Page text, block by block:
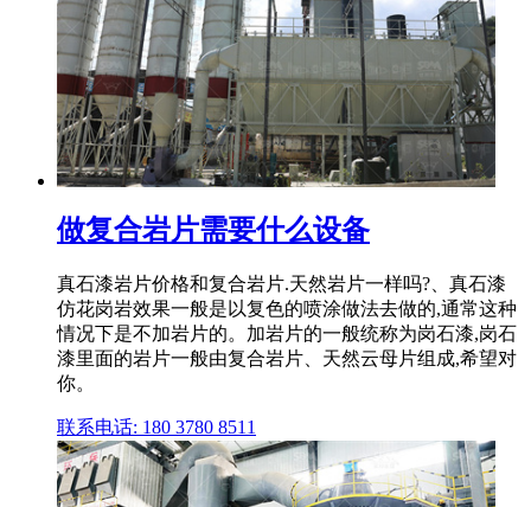
做复合岩片需要什么设备
真石漆岩片价格和复合岩片.天然岩片一样吗?、真石漆
仿花岗岩效果一般是以复色的喷涂做法去做的,通常这种
情况下是不加岩片的。加岩片的一般统称为岗石漆,岗石
漆里面的岩片一般由复合岩片、天然云母片组成,希望对
你。
联系电话: 180 3780 8511